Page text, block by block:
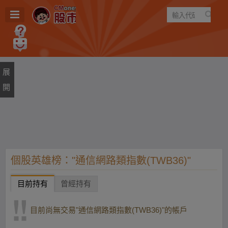
遊戲
個股英雄榜："通信網路類指數(TWB36)"
目前持有 曾經持有
目前尚無交易"通信網路類指數(TWB36)"的帳戶